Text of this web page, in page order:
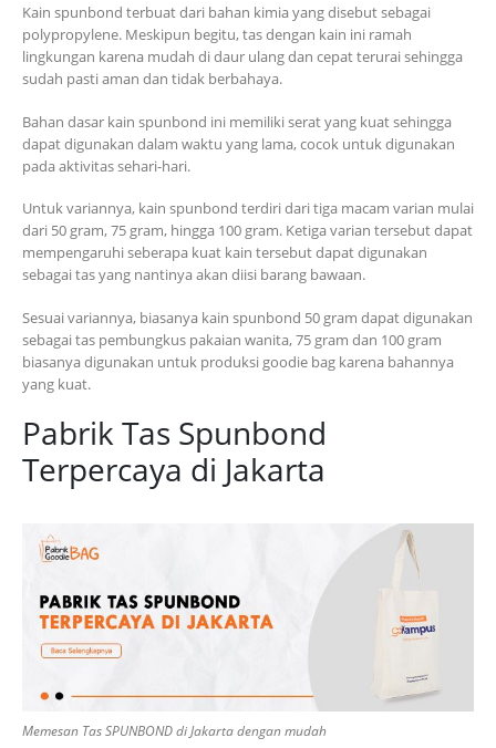
Kain spunbond terbuat dari bahan kimia yang disebut sebagai
polypropylene. Meskipun begitu, tas dengan kain ini ramah
lingkungan karena mudah di daur ulang dan cepat terurai sehingga
sudah pasti aman dan tidak berbahaya.
Bahan dasar kain spunbond ini memiliki serat yang kuat sehingga
dapat digunakan dalam waktu yang lama, cocok untuk digunakan
pada aktivitas sehari-hari.
Untuk variannya, kain spunbond terdiri dari tiga macam varian mulai
dari 50 gram, 75 gram, hingga 100 gram. Ketiga varian tersebut dapat
mempengaruhi seberapa kuat kain tersebut dapat digunakan
sebagai tas yang nantinya akan diisi barang bawaan.
Sesuai variannya, biasanya kain spunbond 50 gram dapat digunakan
sebagai tas pembungkus pakaian wanita, 75 gram dan 100 gram
biasanya digunakan untuk produksi goodie bag karena bahannya
yang kuat.
Pabrik Tas Spunbond
Terpercaya di Jakarta
Memesan Tas SPUNBOND di Jakarta dengan mudah